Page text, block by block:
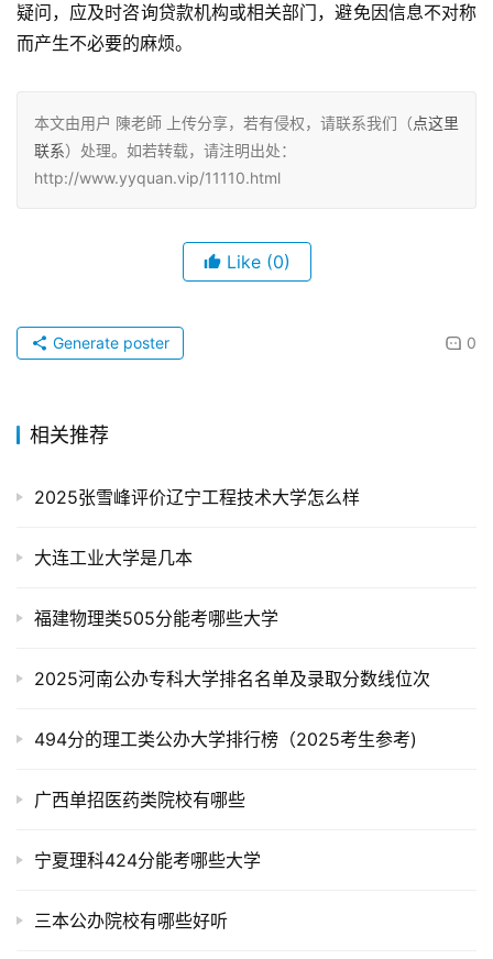
疑问，应及时咨询贷款机构或相关部门，避免因信息不对称
而产生不必要的麻烦。
本文由用户 陳老師 上传分享，若有侵权，请联系我们（点这里
联系）处理。如若转载，请注明出处：
http://www.yyquan.vip/11110.html
Like (0)
0
Generate poster
相关推荐
2025张雪峰评价辽宁工程技术大学怎么样
大连工业大学是几本
福建物理类505分能考哪些大学
2025河南公办专科大学排名名单及录取分数线位次
494分的理工类公办大学排行榜（2025考生参考)
广西单招医药类院校有哪些
宁夏理科424分能考哪些大学
三本公办院校有哪些好听